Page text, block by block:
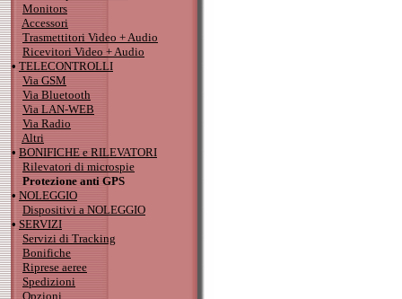
Monitors
Accessori
Trasmettitori Video + Audio
Ricevitori Video + Audio
• TELECONTROLLI
Via GSM
Via Bluetooth
Via LAN-WEB
Via Radio
Altri
• BONIFICHE e RILEVATORI
Rilevatori di microspie
Protezione anti GPS
• NOLEGGIO
Dispositivi a NOLEGGIO
• SERVIZI
Servizi di Tracking
Bonifiche
Riprese aeree
Spedizioni
Opzioni